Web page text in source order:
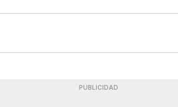
PUBLICIDAD